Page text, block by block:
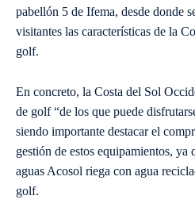
pabellón 5 de Ifema, desde donde
visitantes las características de la
golf.
En concreto, la Costa del Sol
de golf “de los que puede
siendo importante destacar el
gestión de estos equipamientos, ya
aguas Acosol riega con agua
golf.